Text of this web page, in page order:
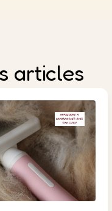
articles